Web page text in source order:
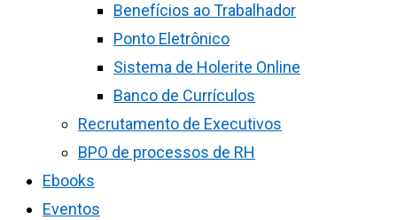
Benefícios ao Trabalhador
Ponto Eletrônico
Sistema de Holerite Online
Banco de Currículos
Recrutamento de Executivos
BPO de processos de RH
Ebooks
Eventos